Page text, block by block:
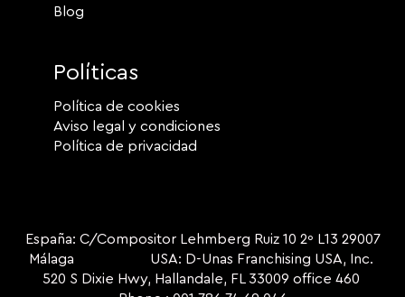
Blog
Políticas
Política de cookies
Aviso legal y condiciones
Política de privacidad
España: C/Compositor Lehmberg Ruiz 10 2º L13 29007
Málaga USA: D-Unas Franchising USA, Inc.
520 S Dixie Hwy, Hallandale, FL 33009 office 460